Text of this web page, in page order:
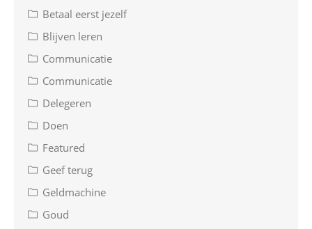
Betaal eerst jezelf
Blijven leren
Communicatie
Communicatie
Delegeren
Doen
Featured
Geef terug
Geldmachine
Goud